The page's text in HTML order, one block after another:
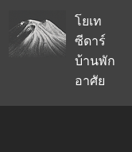
โยเท
ซีดาร์
บ้านพัก
อาศัย